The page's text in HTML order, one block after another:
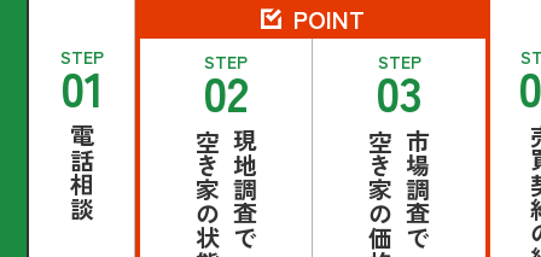
STEP
01
電話相談
POINT
STEP
02
現地調査で
STEP
03
市場調査で 売